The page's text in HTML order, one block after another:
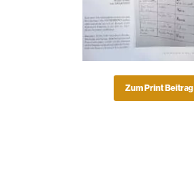
Zum Print Beitrag